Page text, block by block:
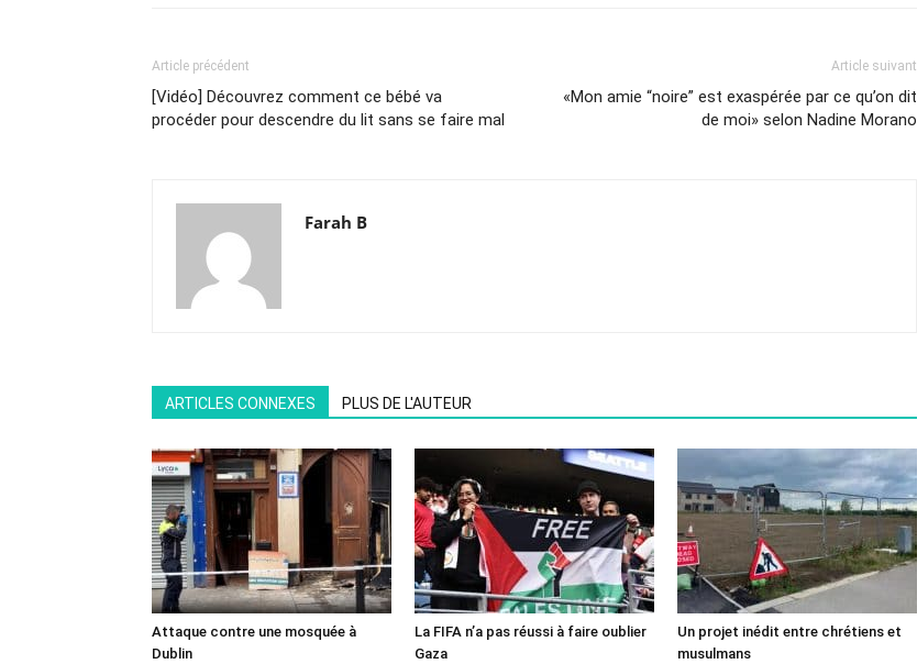
Article précédent
[Vidéo] Découvrez comment ce bébé va
procéder pour descendre du lit sans se faire mal
Article suivant
«Mon amie “noire” est exaspérée par ce qu’on dit
de moi» selon Nadine Morano
Farah B
ARTICLES CONNEXES PLUS DE L'AUTEUR
Attaque contre une mosquée à
Dublin
La FIFA n’a pas réussi à faire oublier
Gaza
Un projet inédit entre chrétiens et
musulmans